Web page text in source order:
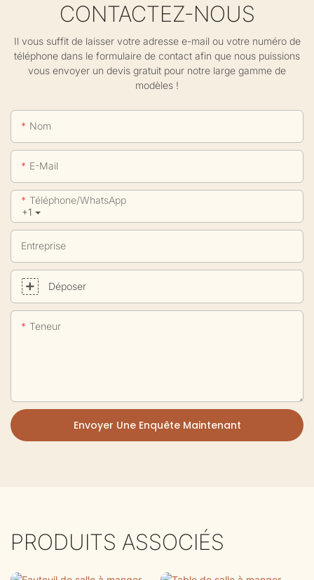
CONTACTEZ-NOUS
Il vous suffit de laisser votre adresse e-mail ou votre numéro de
téléphone dans le formulaire de contact afin que nous puissions
vous envoyer un devis gratuit pour notre large gamme de
modèles !
Nom
E-Mail
+1
Téléphone/WhatsApp
Entreprise
Déposer
Teneur
Envoyer Une Enquête Maintenant
PRODUITS ASSOCIÉS